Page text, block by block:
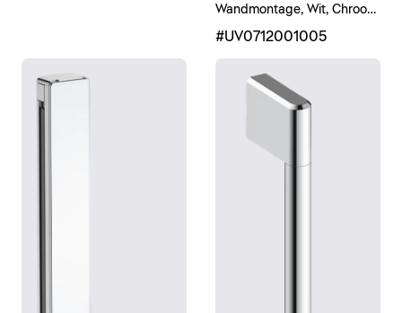
Wandmontage, Wit, Chroom
Hoogglans
#UV0712001005